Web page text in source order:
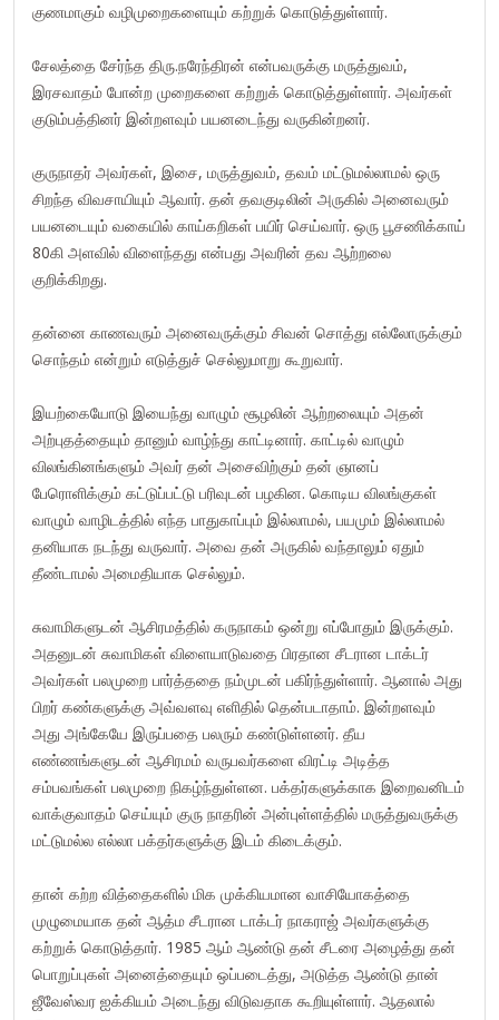
குணமாகும் வழிமுறைகளையும் கற்றுக் கொடுத்துள்ளார்.
சேலத்தை சேர்ந்த திரு.நரேந்திரன் என்பவருக்கு மருத்துவம்,
இரசவாதம் போன்ற முறைகளை கற்றுக் கொடுத்துள்ளார். அவர்கள்
குடும்பத்தினர் இன்றளவும் பயனடைந்து வருகின்றனர்.
குருநாதர் அவர்கள், இசை, மருத்துவம், தவம் மட்டுமல்லாமல் ஒரு
சிறந்த விவசாயியும் ஆவார். தன் தவகுடிலின் அருகில் அனைவரும்
பயனடையும் வகையில் காய்கறிகள் பயிர் செய்வார். ஒரு பூசணிக்காய்
80கி அளவில் விளைந்தது என்பது அவரின் தவ ஆற்றலை
குறிக்கிறது.
தன்னை காணவரும் அனைவருக்கும் சிவன் சொத்து எல்லோருக்கும்
சொந்தம் என்றும் எடுத்துச் செல்லுமாறு கூறுவார்.
இயற்கையோடு இயைந்து வாழும் சூழலின் ஆற்றலையும் அதன்
அற்புதத்தையும் தானும் வாழ்ந்து காட்டினார். காட்டில் வாழும்
விலங்கினங்களும் அவர் தன் அசைவிற்கும் தன் ஞானப்
பேரொளிக்கும் கட்டுப்பட்டு பரிவுடன் பழகின. கொடிய விலங்குகள்
வாழும் வாழிடத்தில் எந்த பாதுகாப்பும் இல்லாமல், பயமும் இல்லாமல்
தனியாக நடந்து வருவார். அவை தன் அருகில் வந்தாலும் ஏதும்
தீண்டாமல் அமைதியாக செல்லும்.
சுவாமிகளுடன் ஆசிரமத்தில் கருநாகம் ஒன்று எப்போதும் இருக்கும்.
அதனுடன் சுவாமிகள் விளையாடுவதை பிரதான சீடரான டாக்டர்
அவர்கள் பலமுறை பார்த்ததை நம்முடன் பகிர்ந்துள்ளார். ஆனால் அது
பிறர் கண்களுக்கு அவ்வளவு எளிதில் தென்படாதாம். இன்றளவும்
அது அங்கேயே இருப்பதை பலரும் கண்டுள்ளனர். தீய
எண்ணங்களுடன் ஆசிரமம் வருபவர்களை விரட்டி அடித்த
சம்பவங்கள் பலமுறை நிகழ்ந்துள்ளன. பக்தர்களுக்காக இறைவனிடம்
வாக்குவாதம் செய்யும் குரு நாதரின் அன்புள்ளத்தில் மருத்துவருக்கு
மட்டுமல்ல எல்லா பக்தர்களுக்கு இடம் கிடைக்கும்.
தான் கற்ற வித்தைகளில் மிக முக்கியமான வாசியோகத்தை
முழுமையாக தன் ஆத்ம சீடரான டாக்டர் நாகராஜ் அவர்களுக்கு
கற்றுக் கொடுத்தார். 1985 ஆம் ஆண்டு தன் சீடரை அழைத்து தன்
பொறுப்புகள் அனைத்தையும் ஒப்படைத்து, அடுத்த ஆண்டு தான்
ஜீவேஸ்வர ஐக்கியம் அடைந்து விடுவதாக கூறியுள்ளார். ஆதலால்